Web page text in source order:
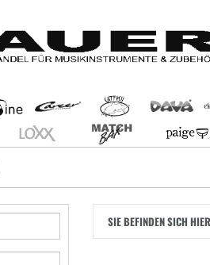
SIE BEFINDEN SICH